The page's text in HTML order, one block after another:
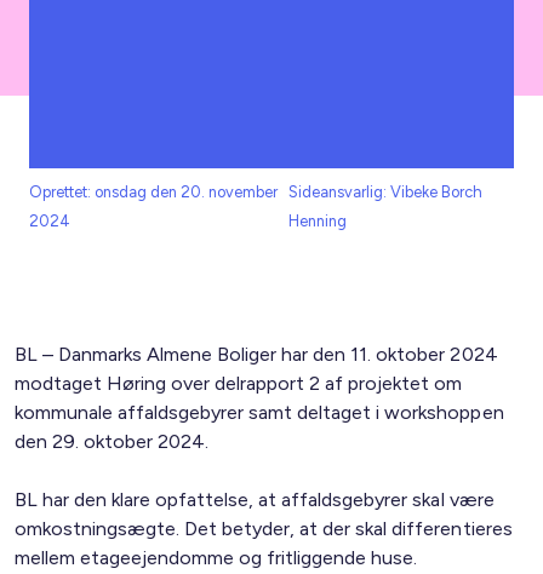
Oprettet: onsdag den 20. november
2024
Sideansvarlig: Vibeke Borch
Henning
BL – Danmarks Almene Boliger har den 11. oktober 2024
modtaget Høring over delrapport 2 af projektet om
kommunale affaldsgebyrer samt deltaget i workshoppen
den 29. oktober 2024.
BL har den klare opfattelse, at affaldsgebyrer skal være
omkostningsægte. Det betyder, at der skal differentieres
mellem etageejendomme og fritliggende huse.